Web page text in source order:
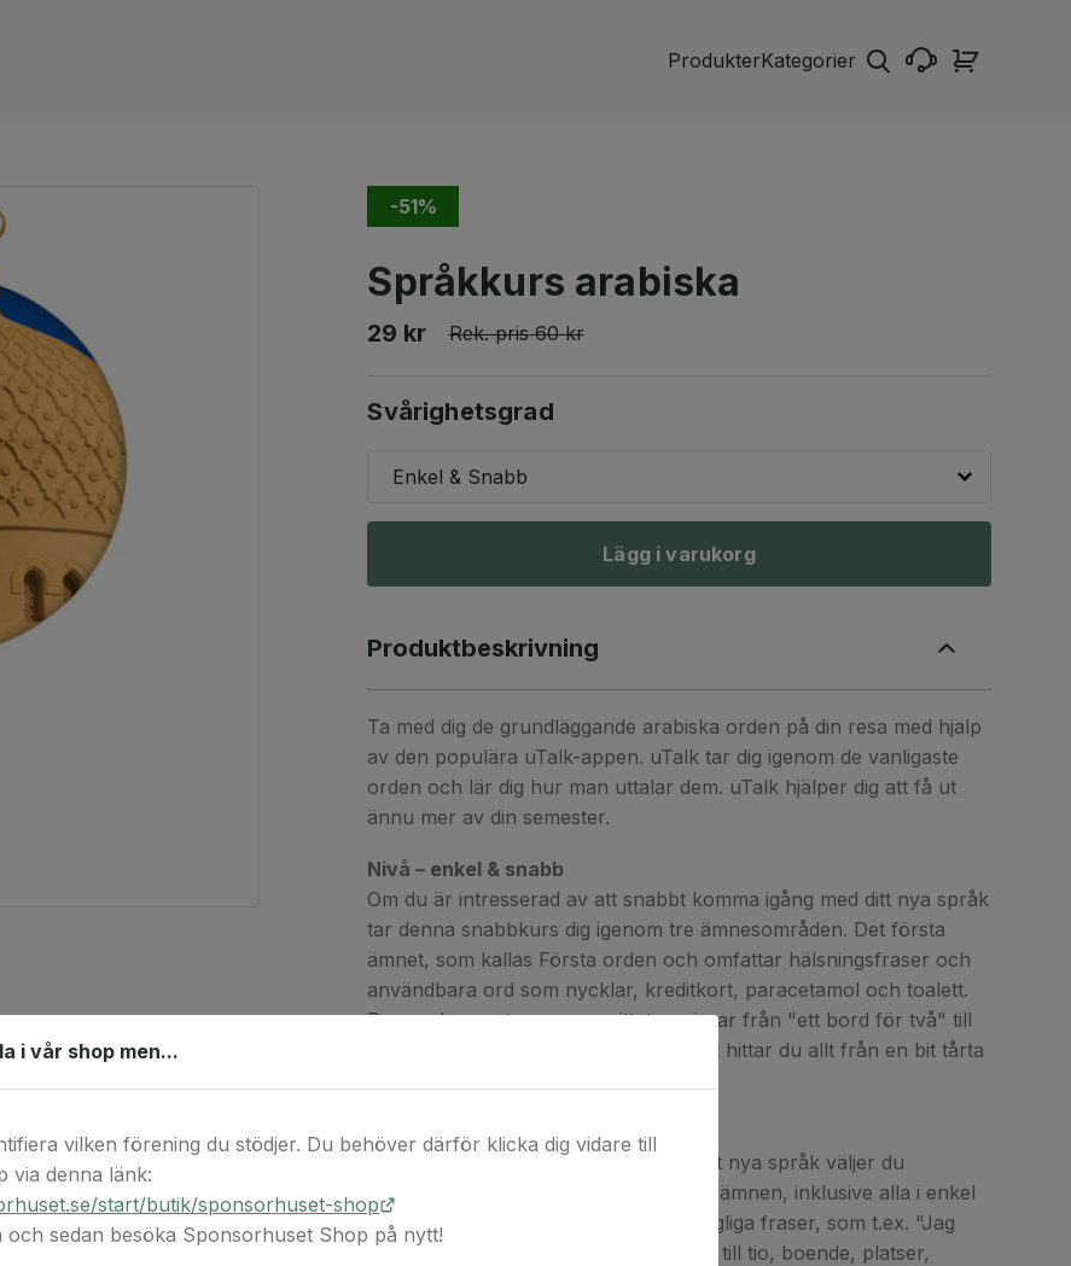
ProdukterKategorier
-51%
Språkkurs arabiska
29 kr Rek. pris 60 kr
Svårighetsgrad
Enkel & Snabb
Lägg i varukorg
Produktbeskrivning
Ta med dig de grundläggande arabiska orden på din resa med hjälp
av den populära uTalk-appen. uTalk tar dig igenom de vanligaste
orden och lär dig hur man uttalar dem. uTalk hjälper dig att få ut
ännu mer av din semester.
Nivå – enkel & snabb
Om du är intresserad av att snabbt komma igång med ditt nya språk
tar denna snabbkurs dig igenom tre ämnesområden. Det första
ämnet, som kallas Första orden och omfattar hälsningsfraser och
användbara ord som nycklar, kreditkort, paracetamol och toalett.
Den andra, restaurangavsnittet, varierar från "ett bord för två" till
"notan tack", i mat och dryck avsnittet hittar du allt från en bit tårta
Nivå – standard
Om du vill vara lite bättre rustad på ditt nya språk väljer du
Standardversionen. Den innehåller tio ämnen, inklusive alla i enkel
& snabb versionen, men också: vardagliga fraser, som t.ex. "Jag
hade det jättetrevligt”, samt siffror upp till tio, boende, platser,
i vår shop men...
vilken förening du stödjer. Du behöver därför klicka dig vidare till
via denna länk:
start/butik/sponsorhuset-shop
och sedan besöka Sponsorhuset Shop på nytt!